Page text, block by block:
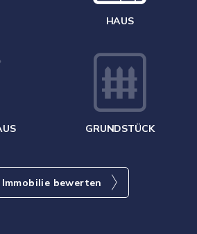
HAUS
GRUNDSTÜCK
bewerten